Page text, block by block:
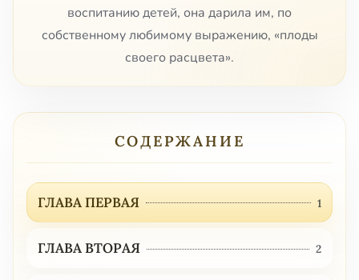
воспитанию детей, она дарила им, по
собственному любимому выражению, «плоды
своего расцвета».
СОДЕРЖАНИЕ
ГЛАВА ПЕРВАЯ 1
ГЛАВА ВТОРАЯ 2